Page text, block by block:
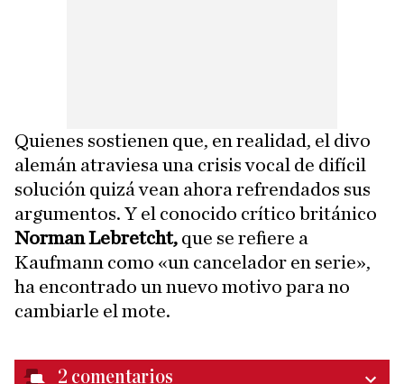
Quienes sostienen que, en realidad, el divo
alemán atraviesa una crisis vocal de difícil
solución quizá vean ahora refrendados sus
argumentos. Y el conocido crítico británico
Norman Lebretcht, que se refiere a
Kaufmann como «un cancelador en serie»,
ha encontrado un nuevo motivo para no
cambiarle el mote.
2 comentarios